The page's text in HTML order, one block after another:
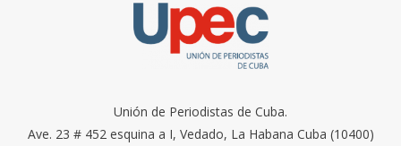
Unión de Periodistas de Cuba.
Ave. 23 # 452 esquina a I, Vedado, La Habana Cuba (10400)